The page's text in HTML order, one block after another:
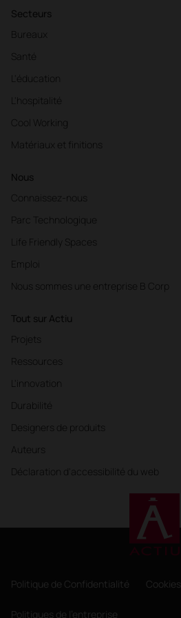
Secteurs
Bureaux
Santé
L'éducation
L'hospitalité
Cool Working
Matériaux et finitions
Nous
Connaissez-nous
Parc Technologique
Life Friendly Spaces
Emploi
Nous sommes une entreprise B Corp
Tout sur Actiu
Projets
Ressources
L'innovation
Durabilité
Designers de produits
Auteurs
Déclaration d'accessibilité du web
Politique de Confidentialité Cookies
Politiques de l'entreprise